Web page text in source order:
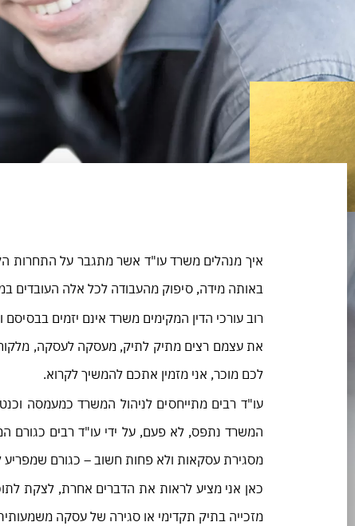
איך מנהלים משרד עו"ד אשר מתגבר על התחרות
באותה מידה, סיפוק מהעבודה לכל אלה העובדים
רוב עורכי הדין המקימים משרד אינם יזמים
את עצמם רצים מתיק לתיק, מעסקה לעסקה,
לכם מוכר, אני מזמין אתכם להמשיך לקרוא.
עו"ד רבים מתייחסים לניהול המשרד כמעמסה
המשרד נתפס, לא פעם, על ידי עו"ד רבים כגורם
מסגירת עסקאות ולא פחות חשוב – כגורם שמפריע
כאן אני מציע לראות את הדברים אחרת, לצקת
מזכייה בתיק תקדימי או סגירה של עסקה